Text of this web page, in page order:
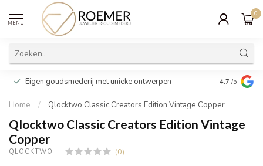
MENU
0
Eigen goudsmederij met unieke ontwerpen Wij
cadeau
4.7 /5
Home / Qlocktwo Classic Creators Edition Vintage Copper
Qlocktwo Classic Creators Edition Vintage
Copper
QLOCKTWO (0)